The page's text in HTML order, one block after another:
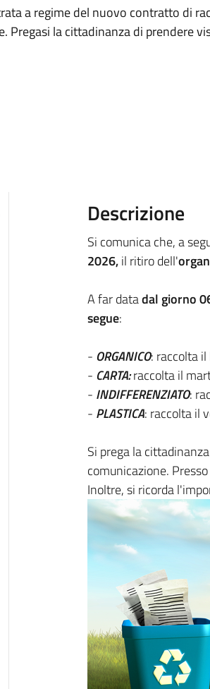
a regime del nuovo contratto di
Pregasi la cittadinanza di prendere
Descrizione
Si comunica che, a
2026,il ritiro dell'
A far datadal giorno
segue:
- ORGANICO: raccolta
- CARTA:raccolta il
- INDIFFERENZIATO:
- PLASTICA: raccolta il
Si prega la
comunicazione.
Inoltre, si ricorda